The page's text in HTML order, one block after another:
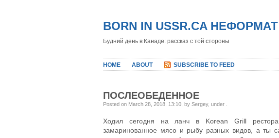
BORN IN USSR.CA
Будний день в Канаде: рассказ с той стороны
HOME ABOUT SUBSCRIBE TO FEED
ПОСЛЕОБЕДЕННОЕ
Posted on March 28, 2018, 13:10, by Sergey, under
Ходил сегодня на ланч в Korean Grill
замаринованное мясо и рыбу разных видов, а ты